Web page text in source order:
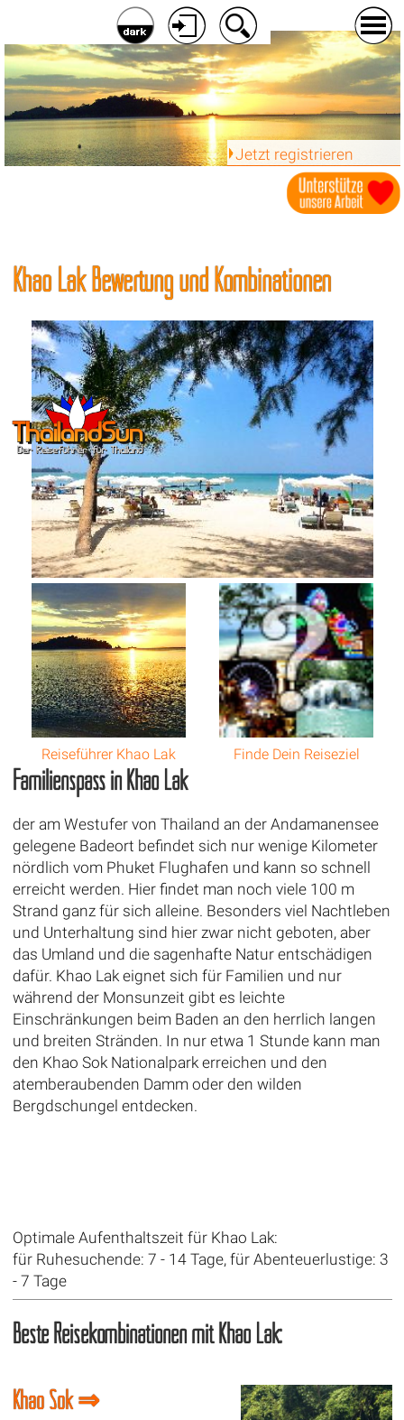
Jetzt registrieren
Khao Lak Bewertung und Kombinationen
Reiseführer Khao Lak Finde Dein Reiseziel
Familienspass in Khao Lak
der am Westufer von Thailand an der Andamanensee
gelegene Badeort befindet sich nur wenige Kilometer
nördlich vom Phuket Flughafen und kann so schnell
erreicht werden. Hier findet man noch viele 100 m
Strand ganz für sich alleine. Besonders viel Nachtleben
und Unterhaltung sind hier zwar nicht geboten, aber
das Umland und die sagenhafte Natur entschädigen
dafür. Khao Lak eignet sich für Familien und nur
während der Monsunzeit gibt es leichte
Einschränkungen beim Baden an den herrlich langen
und breiten Stränden. In nur etwa 1 Stunde kann man
den Khao Sok Nationalpark erreichen und den
atemberaubenden Damm oder den wilden
Bergdschungel entdecken.
Optimale Aufenthaltszeit für Khao Lak:
für Ruhesuchende: 7 - 14 Tage, für Abenteuerlustige: 3
- 7 Tage
Beste Reisekombinationen mit Khao Lak:
Khao Sok ⇒